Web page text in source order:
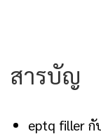
สารบัญ
eptq filler กั